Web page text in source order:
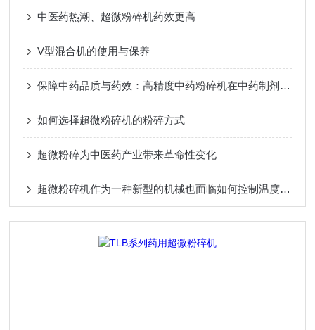
中医药热潮、超微粉碎机药效更高
V型混合机的使用与保养
保障中药品质与药效：高精度中药粉碎机在中药制剂生产中的关键作用
如何选择超微粉碎机的粉碎方式
超微粉碎为中医药产业带来革命性变化
超微粉碎机作为一种新型的机械也面临如何控制温度的问题